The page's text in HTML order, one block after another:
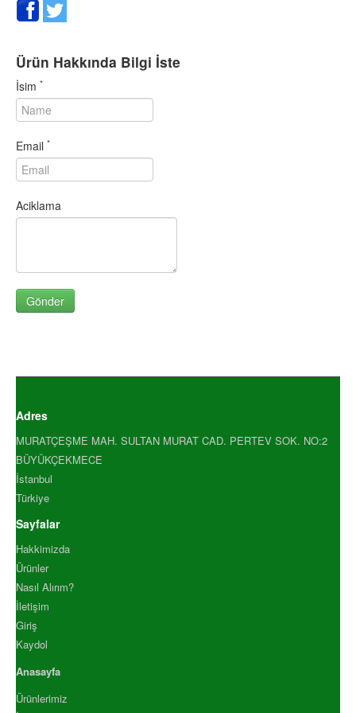
SARMISAK GRANÜR 1000 GR
SARMISAK ÖĞÜTÜLMÜŞ 10.
SARMISAK ÖĞÜTÜLMÜŞ 50.
SEBZELİ ÇEŞNİ 500 GR
SOĞAN GRANÜR 500 GR
SUMAK 1000 GR
SUSAM (BEYAZ) 1000 GR
TARCIN (KABUK) 1000 GR
TARCIN TOZ ENDÜSTRİYEL 10.
TAVUK HARCI 1000GR
TAVUK HARCI 500 GR
VANİLYA ŞEKERİ 1000 GR
YENİBAHAR ÖĞÜTÜLMÜŞ .
YENİBAHAR ÖĞÜTÜLMÜŞ .
YENİBAHAR TANE 1000 GR
YENİBAHAR TANE 500 GR
YEŞİL FESLEĞEN 1000 GR
YEŞİL FESLEĞEN 500 GR
YEŞİL TANE KARABİBER 100.
ZENCEFİL ÖĞÜTÜLMÜŞ 1.
ZENCEFİL ÖĞÜTÜLMÜŞ 5.
ZENCEFİL TANE 1000 GR
Ürün Hakkında Bilgi İste
İsim *
Email *
Aciklama
Adres
MURATÇEŞME MAH. SULTAN MURAT CAD. PERTEV SOK. NO:2
BÜYÜKÇEKMECE
İstanbul
Türkiye
Sayfalar
Hakkimizda
Ürünler
Nasıl Alırım?
İletişim
Giriş
Kaydol
Anasayfa
Ürünlerimiz